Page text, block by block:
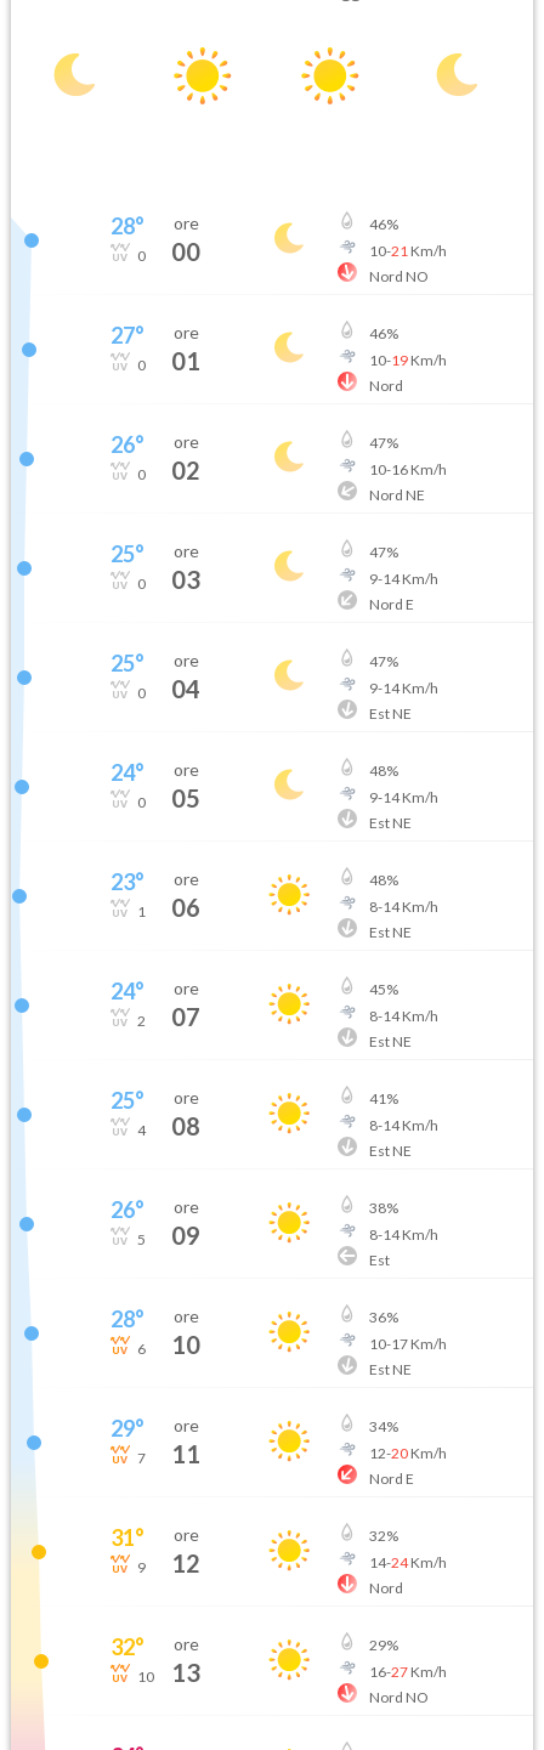
28°
0
ore
00
46%
10-21 Km/h
Nord NO
27°
0
ore
01
46%
10-19Km/h
Nord
26°
0
ore
02
47%
10-16Km/h
Nord NE
25°
0
ore
03
47%
9-14Km/h
Nord E
25°
0
ore
04
47%
9-14Km/h
Est NE
24°
0
ore
05
48%
9-14Km/h
Est NE
23°
1
ore
06
48%
8-14Km/h
Est NE
24°
2
ore
07
45%
8-14Km/h
Est NE
25°
4
ore
08
41%
8-14Km/h
Est NE
26°
5
ore
09
38%
8-14Km/h
Est
28°
6
ore
10
36%
10-17Km/h
Est NE
29°
7
ore
11
34%
12-20Km/h
Nord E
31°
9
ore
12
32%
14-24Km/h
Nord
32°
10
ore
13
29%
16-27Km/h
Nord NO